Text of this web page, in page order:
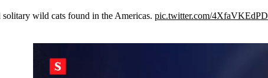
wild cats found in the Americas. pic.twitter.com/4XfaVKEdPD